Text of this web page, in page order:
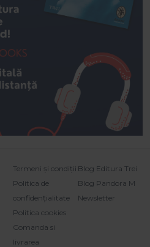
Termeni și condiții
Politica de
confidențialitate
Politica cookies
Comanda si
livrarea
Blog Editura Trei
Blog Pandora M
Newsletter